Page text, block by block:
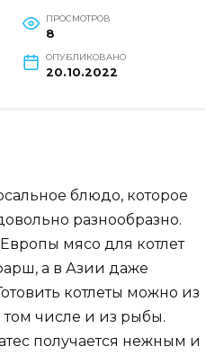
ПРОСМОТРОВ
8
ОПУБЛИКОВАНО
20.10.2022
блюдо, которое
разнообразно.
мясо для котлет
а в Азии даже
котлеты можно из
том числе и из рыбы.
получается нежным и